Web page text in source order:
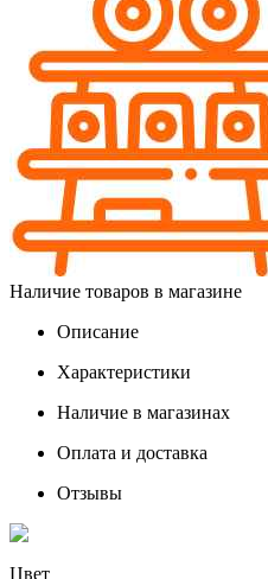
Наличие товаров в магазине
Описание
Характеристики
Наличие в магазинах
Оплата и доставка
Отзывы
Цвет